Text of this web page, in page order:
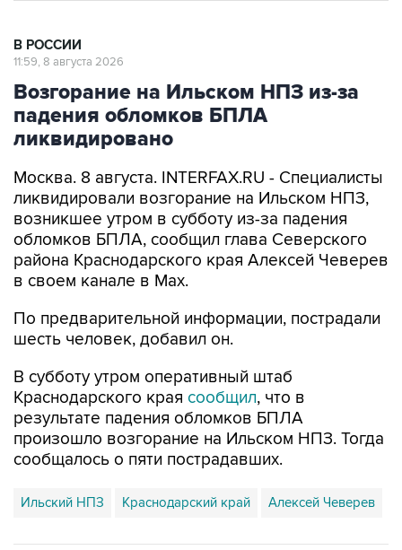
В РОССИИ
11:59, 8 августа 2026
Возгорание на Ильском НПЗ из-за
падения обломков БПЛА
ликвидировано
Москва. 8 августа. INTERFAX.RU - Специалисты
ликвидировали возгорание на Ильском НПЗ,
возникшее утром в субботу из-за падения
обломков БПЛА, сообщил глава Северского
района Краснодарского края Алексей Чеверев
в своем канале в Max.
По предварительной информации, пострадали
шесть человек, добавил он.
В субботу утром оперативный штаб
Краснодарского края сообщил, что в
результате падения обломков БПЛА
произошло возгорание на Ильском НПЗ. Тогда
сообщалось о пяти пострадавших.
Ильский НПЗ Краснодарский край Алексей Чеверев